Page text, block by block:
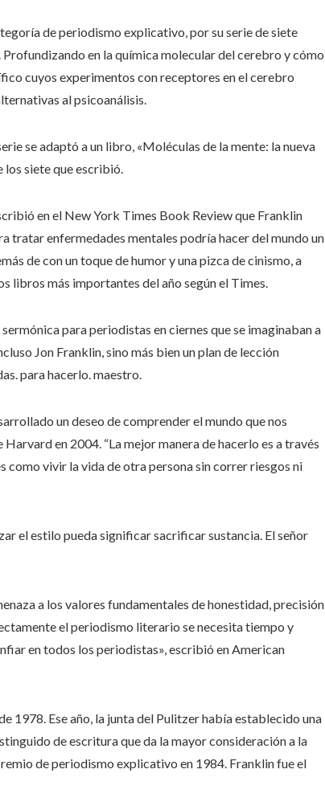
de periodismo explicativo, por su serie de siete
en la química molecular del cerebro y cómo
cuyos experimentos con receptores en el cerebro
al psicoanálisis.
se adaptó a un libro, «Moléculas de la mente: la nueva
los siete que escribió.
en el New York Times Book Review que Franklin
tratar enfermedades mentales podría hacer del mundo un
de con un toque de humor y una pizca de cinismo, a
libros más importantes del año según el Times.
para periodistas en ciernes que se imaginaban a
Jon Franklin, sino más bien un plan de lección
para hacerlo. maestro.
un deseo de comprender el mundo que nos
en 2004. “La mejor manera de hacerlo es a través
como vivir la vida de otra persona sin correr riesgos ni
el estilo pueda significar sacrificar sustancia. El señor
a los valores fundamentales de honestidad, precisión
el periodismo literario se necesita tiempo y
en todos los periodistas», escribió en American
1978. Ese año, la junta del Pulitzer había establecido una
de escritura que da la mayor consideración a la
de periodismo explicativo en 1984. Franklin fue el